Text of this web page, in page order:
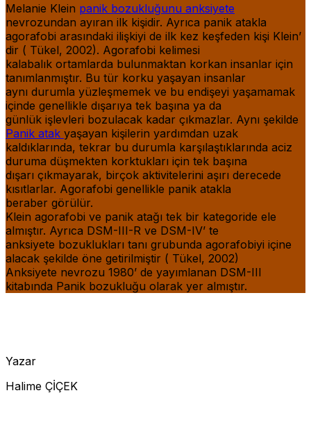
Melanie Klein panik bozukluğunu anksiyete
nevrozundan ayıran ilk kişidir. Ayrıca panik atakla
agorafobi arasındaki ilişkiyi de ilk kez keşfeden kişi Klein’
dir ( Tükel, 2002). Agorafobi kelimesi
kalabalık ortamlarda bulunmaktan korkan insanlar için
tanımlanmıştır. Bu tür korku yaşayan insanlar
aynı durumla yüzleşmemek ve bu endişeyi yaşamamak
içinde genellikle dışarıya tek başına ya da
günlük işlevleri bozulacak kadar çıkmazlar. Aynı şekilde
Panik atak yaşayan kişilerin yardımdan uzak
kaldıklarında, tekrar bu durumla karşılaştıklarında aciz
duruma düşmekten korktukları için tek başına
dışarı çıkmayarak, birçok aktivitelerini aşırı derecede
kısıtlarlar. Agorafobi genellikle panik atakla
beraber görülür.
Klein agorafobi ve panik atağı tek bir kategoride ele
almıştır. Ayrıca DSM-III-R ve DSM-IV’ te
anksiyete bozuklukları tanı grubunda agorafobiyi içine
alacak şekilde öne getirilmiştir ( Tükel, 2002)
Anksiyete nevrozu 1980’ de yayımlanan DSM-III
kitabında Panik bozukluğu olarak yer almıştır.
Yazar
Halime ÇİÇEK